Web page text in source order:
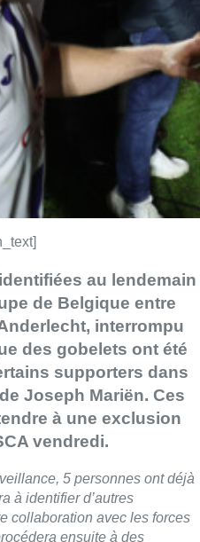
au lendemain
de Belgique entre
interrompu
des gobelets ont été
supporters dans
Joseph Mariën. Ces
à une exclusion
vendredi.
5 personnes ont déjà
à identifier d’autres
collaboration avec les forces
ensuite à des